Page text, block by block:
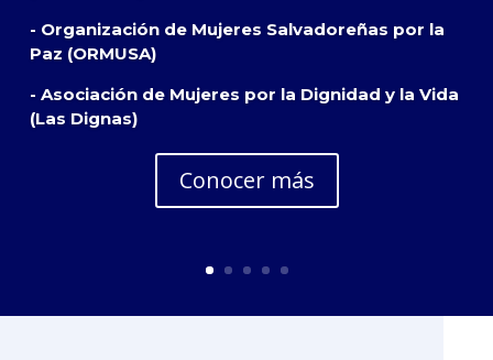
- Organización de Mujeres Salvadoreñas por la
Paz (ORMUSA)
- Asociación de Mujeres por la Dignidad y la Vida
(Las Dignas)
Conocer más